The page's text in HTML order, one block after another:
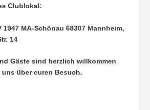
Clublokal:
1947 MA-Schönau68307 Mannheim,
14
Gäste sind herzlich willkommen
über euren Besuch.